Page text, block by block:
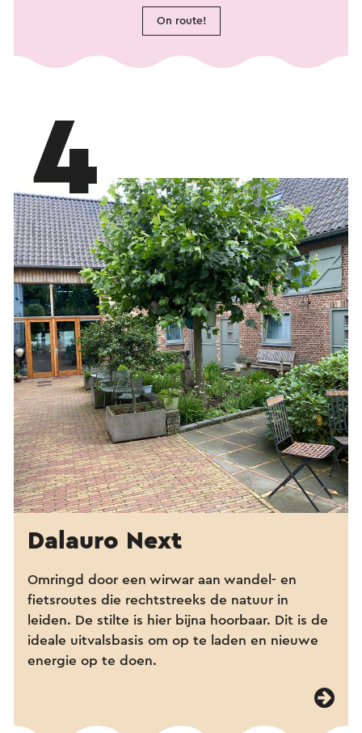
On route!
4
Dalauro Next
Omringd door een wirwar aan wandel- en
fietsroutes die rechtstreeks de natuur in
leiden. De stilte is hier bijna hoorbaar. Dit is de
ideale uitvalsbasis om op te laden en nieuwe
energie op te doen.